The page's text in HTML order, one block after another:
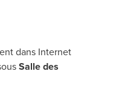
dans Internet
Salle des